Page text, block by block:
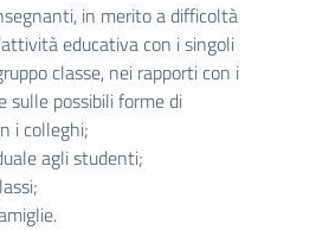
in merito a difficoltà
educativa con i singoli
classe, nei rapporti con i
sulle possibili forme di
i colleghi;
agli studenti;